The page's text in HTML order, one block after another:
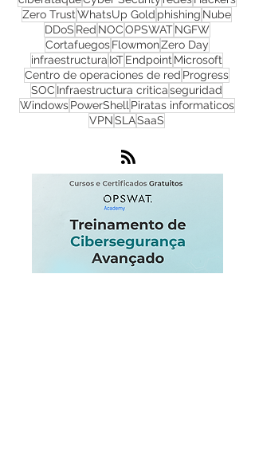
Seguridad ciberneticaCheck Point
ransomwareMonitoreo de RedFirewall
ciberataqueCyber SecurityredesHackers
Zero TrustWhatsUp GoldphishingNube
DDoSRedNOCOPSWATNGFW
CortafuegosFlowmonZero Day
infraestructuraIoTEndpointMicrosoft
Centro de operaciones de redProgress
Infraestructura critica
SLA